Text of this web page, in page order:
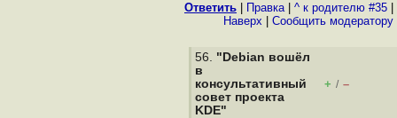
Ответить Правка| ^ к родителю #35
Наверх
Cообщить модератору
56. "Debian вошёл
в
консультативный
cовет проекта
KDE"
+ / –